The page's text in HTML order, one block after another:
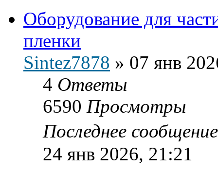
Оборудование для
пленки
Sintez7878 » 07 янв
4 Ответы
6590 Просмотры
Последнее
24 янв 2026, 21:21